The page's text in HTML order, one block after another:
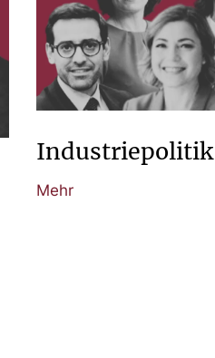
Industriepolitik
Mehr